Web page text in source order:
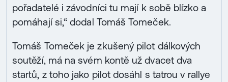
pořadatelé i závodníci tu mají k sobě blízko a
pomáhají si,“ dodal Tomáš Tomeček.
Tomáš Tomeček je zkušený pilot dálkových
soutěží, má na svém kontě už dvacet dva
startů, z toho jako pilot dosáhl s tatrou v rallye